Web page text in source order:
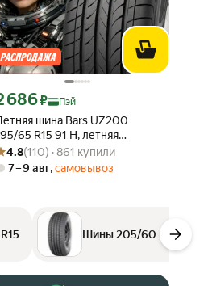
шина Bars UZ200
65 R15 91 H, летняя
резина
с картой Яндекс Пэй 2686 ₽ вместо
686₽ Пэй
товара: 4.8 из 5
(110) · 861 купили
4.8(110) · 861 купили
7 – 9 авг,самовывоз
Шины 205/60 R15